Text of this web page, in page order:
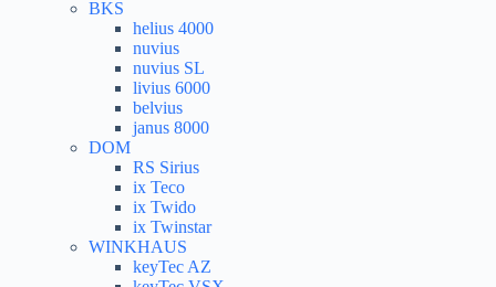
BKS
helius 4000
nuvius
nuvius SL
livius 6000
belvius
janus 8000
DOM
RS Sirius
ix Teco
ix Twido
ix Twinstar
WINKHAUS
keyTec AZ